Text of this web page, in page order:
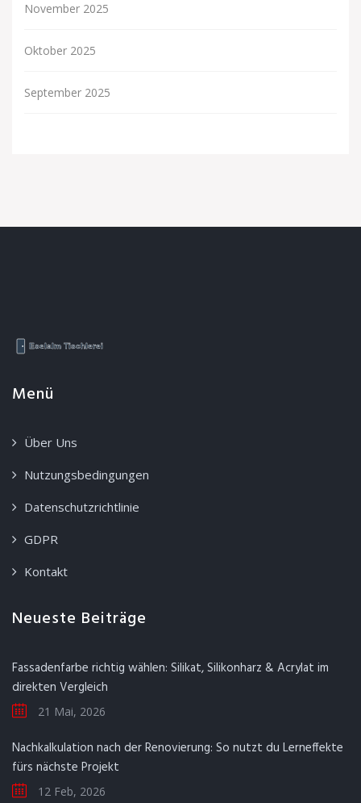
November 2025
Oktober 2025
September 2025
Menü
Über Uns
Nutzungsbedingungen
Datenschutzrichtlinie
GDPR
Kontakt
Neueste Beiträge
Fassadenfarbe richtig wählen: Silikat, Silikonharz & Acrylat im
direkten Vergleich
21 Mai, 2026
Nachkalkulation nach der Renovierung: So nutzt du Lerneffekte
fürs nächste Projekt
12 Feb, 2026